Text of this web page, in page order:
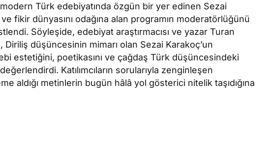
Türk edebiyatında özgün bir yer edinen Sezai
fikir dünyasını odağına alan programın moderatörlüğünü
Söyleşide, edebiyat araştırmacısı ve yazar Turan
düşüncesinin mimarı olan Sezai Karakoç’un
estetiğini, poetikasını ve çağdaş Türk düşüncesindeki
Katılımcıların sorularıyla zenginleşen
aldığı metinlerin bugün hâlâ yol gösterici nitelik taşıdığına